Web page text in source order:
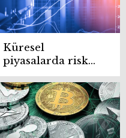
Küresel
piyasalarda risk
iştahı zayıfladı